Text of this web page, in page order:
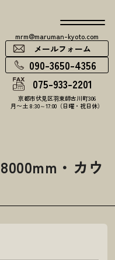
mrm@maruman-kyoto.com
メールフォーム
090-3650-4356
075-933-2201
京都市伏見区羽束師古川町306
月〜土 8:30～17:00（日曜・祝日休）
・カウ